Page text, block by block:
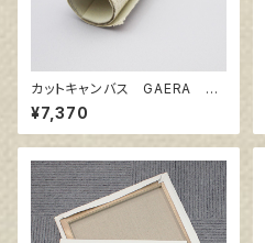
カットキャンバス GAERA F
S40
¥7,370